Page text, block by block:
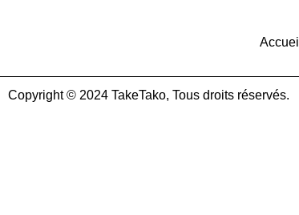
Accueil
Copyright © 2024 TakeTako, Tous droits réservés.